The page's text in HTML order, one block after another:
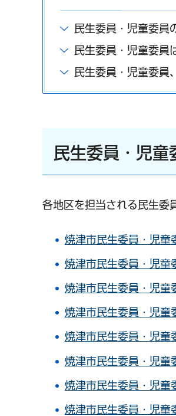
民生委員・児童委員
民生委員・児童委員
民生委員・児童委員
民生委員・児
各地区を担当される民生委
焼津市民生委員・児童
焼津市民生委員・児童
焼津市民生委員・児童
焼津市民生委員・児童
焼津市民生委員・児童
焼津市民生委員・児童
焼津市民生委員・児童
焼津市民生委員・児童